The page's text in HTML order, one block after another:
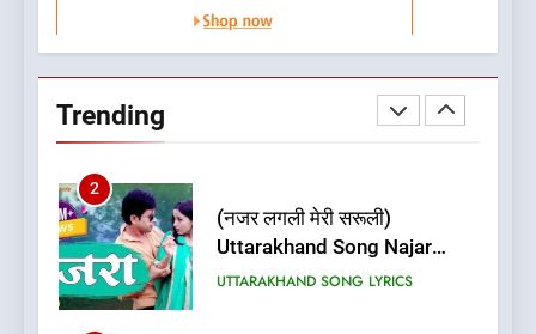
Trending
Uttarakhand | Best Places to
UTTARAKHAND TRAVEL GUIDE
2
(नजर लगली मेरी सरूली)
Uttarakhand Song Najar
Lagali Meri Saruli Lyrics
UTTARAKHAND SONG LYRICS